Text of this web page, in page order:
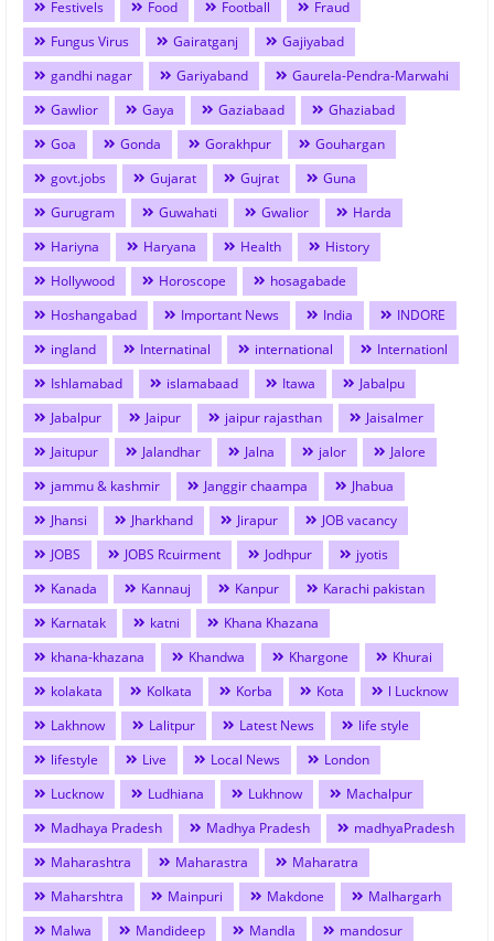
Festivels Food Football
Fraud
Fungus Virus
Gairatganj
Gajiyabad
gandhi nagar
Gariyaband
Gaurela-Pendra-Marwahi
Gawlior
Gaya Gaziabaad
Ghaziabad
Goa
Gonda Gorakhpur
Gouhargan
govt.jobs
Gujarat Gujrat
Guna
Gurugram
Guwahati Gwalior
Harda
Hariyna
Haryana Health
History
Hollywood
Horoscope
hosagabade
Hoshangabad
Important News India
INDORE
ingland
Internatinal international
Internationl
Ishlamabad
islamabaad Itawa
Jabalpu
Jabalpur
Jaipur jaipur rajasthan
Jaisalmer
Jaitupur
Jalandhar Jalna jalor
Jalore
jammu & kashmir
Janggir chaampa
Jhabua
Jhansi
Jharkhand Jirapur
JOB vacancy
JOBS
JOBS Rcuirment Jodhpur
jyotis
Kanada
Kannauj Kanpur
Karachi pakistan
Karnatak
katni
Khana Khazana
khana-khazana
Khandwa Khargone
Khurai
kolakata
Kolkata Korba Kota
l Lucknow
Lakhnow
Lalitpur Latest News
life style
lifestyle
Live Local News
London
Lucknow
Ludhiana Lukhnow
Machalpur
Madhaya Pradesh
Madhya Pradesh
madhyaPradesh
Maharashtra
Maharastra
Maharatra
Maharshtra
Mainpuri Makdone
Malhargarh
Malwa
Mandideep Mandla
mandosur